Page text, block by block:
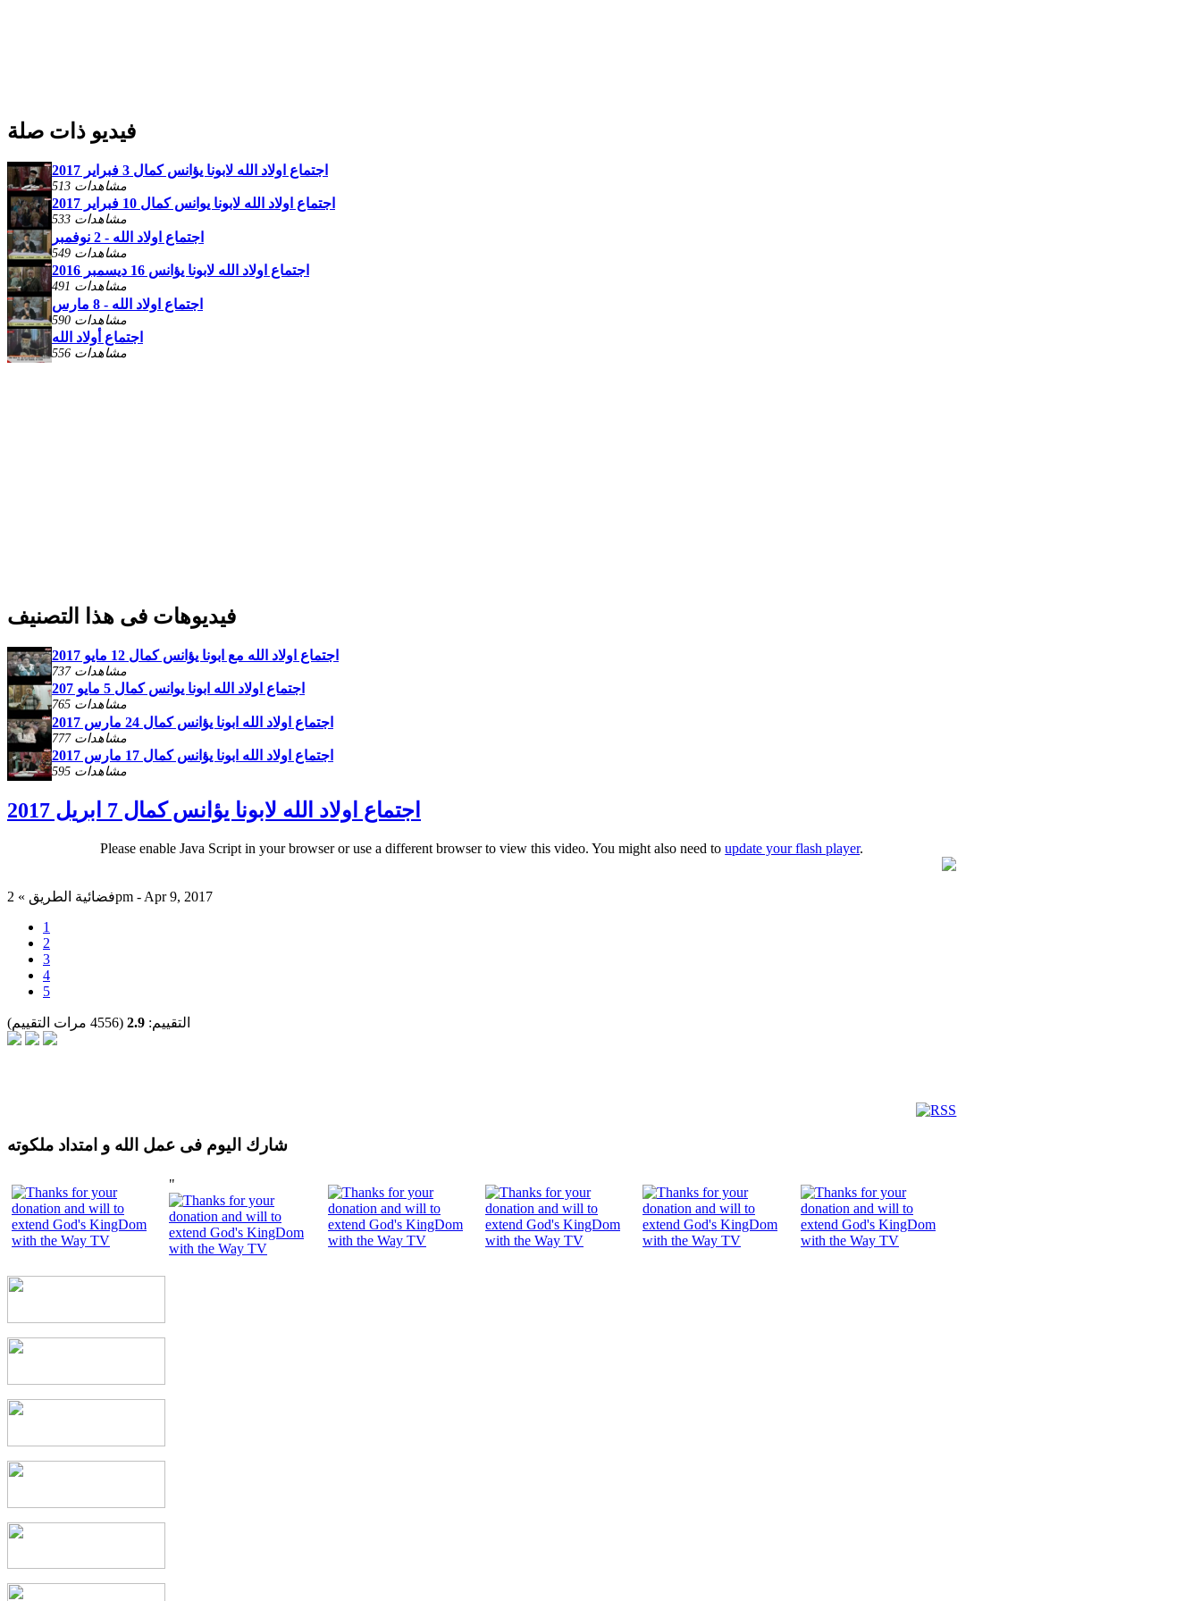
فيديو ذات صلة
اجتماع اولاد الله لابونا يؤانس كمال 3 فبراير 2017
513 مشاهدات
اجتماع اولاد الله لابونا يوانس كمال 10 فبراير 2017
533 مشاهدات
اجتماع اولاد الله - 2 نوفمبر
549 مشاهدات
اجتماع اولاد الله لابونا يؤانس 16 ديسمبر 2016
491 مشاهدات
اجتماع اولاد الله - 8 مارس
590 مشاهدات
اجتماع أولاد الله
556 مشاهدات
فيديوهات فى هذا التصنيف
اجتماع اولاد الله مع ابونا يؤانس كمال 12 مايو 2017
737 مشاهدات
اجتماع اولاد الله ابونا يوانس كمال 5 مايو 207
765 مشاهدات
اجتماع اولاد الله ابونا يؤانس كمال 24 مارس 2017
777 مشاهدات
اجتماع اولاد الله ابونا يؤانس كمال 17 مارس 2017
595 مشاهدات
اجتماع اولاد الله لابونا يؤانس كمال 7 ابريل 2017
Please enable Java Script in your browser or use a different browser to view this video. You might also need toupdate your flash player.
فضائية الطريق » 2pm - Apr 9, 2017
1
2
3
4
5
التقييم: 2.9 (4556 مرات التقييم)
شارك اليوم فى عمل الله و امتداد ملكوته
"